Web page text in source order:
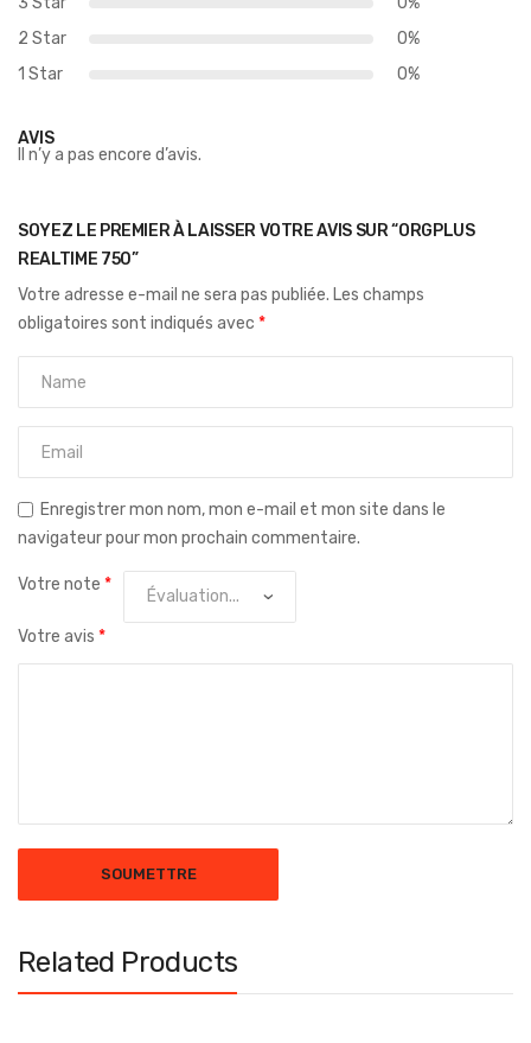
2 Star
0%
1 Star
0%
AVIS
Il n’y a pas encore d’avis.
SOYEZ LE PREMIER À LAISSER VOTRE AVIS SUR “ORGPLUS
REALTIME 750”
Votre adresse e-mail ne sera pas publiée. Les champs
obligatoires sont indiqués avec *
Enregistrer mon nom, mon e-mail et mon site dans le
navigateur pour mon prochain commentaire.
Votre note *
Votre avis *
Related Products